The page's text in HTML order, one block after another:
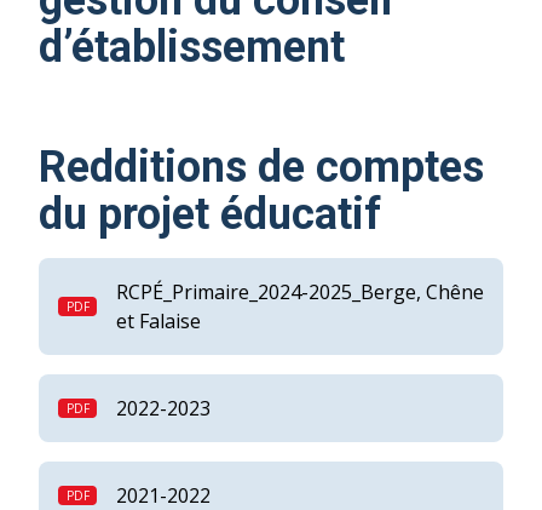
d’établissement
Redditions de comptes
du projet éducatif
RCPÉ_Primaire_2024-2025_Berge, Chêne
et Falaise
2022-2023
2021-2022